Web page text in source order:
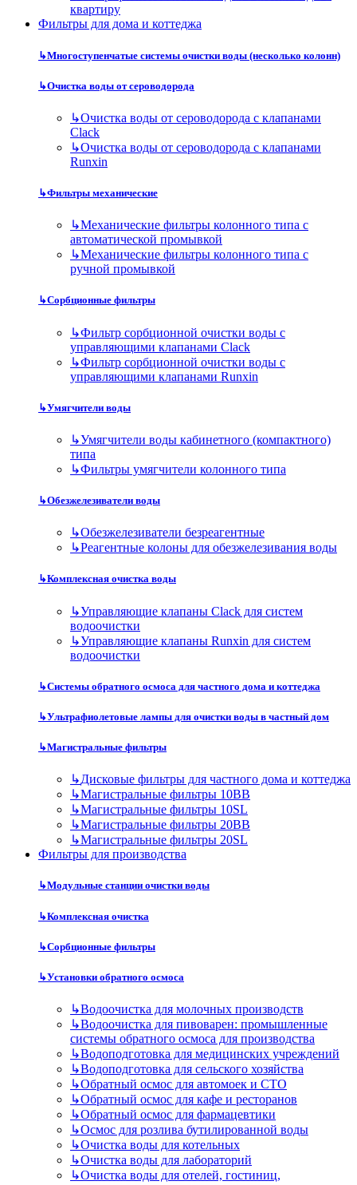
квартиру
Фильтры для дома и коттеджа
↳Многоступенчатые системы очистки воды (несколько колонн)
↳Очистка воды от сероводорода
↳Очистка воды от сероводорода с клапанами
Clack
↳Очистка воды от сероводорода с клапанами
Runxin
↳Фильтры механические
↳Механические фильтры колонного типа с
автоматической промывкой
↳Механические фильтры колонного типа с
ручной промывкой
↳Сорбционные фильтры
↳Фильтр сорбционной очистки воды с
управляющими клапанами Clack
↳Фильтр сорбционной очистки воды с
управляющими клапанами Runxin
↳Умягчители воды
↳Умягчители воды кабинетного (компактного)
типа
↳Фильтры умягчители колонного типа
↳Обезжелезиватели воды
↳Обезжелезиватели безреагентные
↳Реагентные колоны для обезжелезивания воды
↳Комплексная очистка воды
↳Управляющие клапаны Clack для систем
водоочистки
↳Управляющие клапаны Runxin для систем
водоочистки
↳Системы обратного осмоса для частного дома и коттеджа
↳Ультрафиолетовые лампы для очистки воды в частный дом
↳Магистральные фильтры
↳Дисковые фильтры для частного дома и коттеджа
↳Магистральные фильтры 10BB
↳Магистральные фильтры 10SL
↳Магистральные фильтры 20BB
↳Магистральные фильтры 20SL
Фильтры для производства
↳Модульные станции очистки воды
↳Комплексная очистка
↳Сорбционные фильтры
↳Установки обратного осмоса
↳Водоочистка для молочных производств
↳Водоочистка для пивоварен: промышленные
системы обратного осмоса для производства
↳Водоподготовка для медицинских учреждений
↳Водоподготовка для сельского хозяйства
↳Обратный осмос для автомоек и СТО
↳Обратный осмос для кафе и ресторанов
↳Обратный осмос для фармацевтики
↳Осмос для розлива бутилированной воды
↳Очистка воды для котельных
↳Очистка воды для лабораторий
↳Очистка воды для отелей, гостиниц,